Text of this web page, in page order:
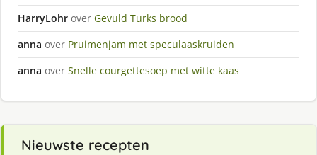
HarryLohr over Gevuld Turks brood
anna over Pruimenjam met speculaaskruiden
anna over Snelle courgettesoep met witte kaas
Nieuwste recepten